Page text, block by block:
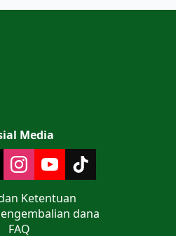
Media
Ketentuan
dana
FAQ